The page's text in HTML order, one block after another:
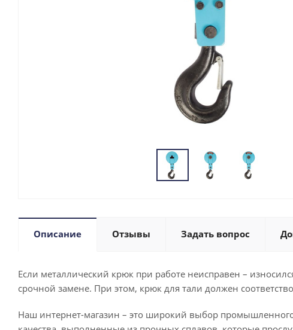
Описание Отзывы Задать вопрос
Если металлический крюк при работе неисправен –
срочной замене. При этом, крюк для тали должен
Наш интернет-магазин – это широкий выбор